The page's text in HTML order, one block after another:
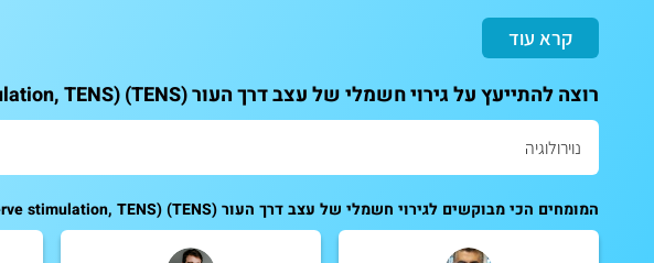
קרא עוד
רוצה להתייעץ על גירוי חשמלי של עצב דרך העור (TENS) (transcutaneous electrical nerve stimulation, TENS)? לתאום ייעוץ אישי עם המומחים שלנו:
המומחים הכי מבוקשים לגירוי חשמלי של עצב דרך העור (TENS) (transcutaneous electrical nerve stimulation, TENS):